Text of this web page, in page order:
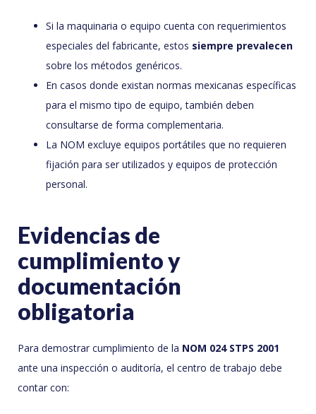
Si la maquinaria o equipo cuenta con requerimientos
especiales del fabricante, estos siempre prevalecen
sobre los métodos genéricos.
En casos donde existan normas mexicanas específicas
para el mismo tipo de equipo, también deben
consultarse de forma complementaria.
La NOM excluye equipos portátiles que no requieren
fijación para ser utilizados y equipos de protección
personal.
Evidencias de
cumplimiento y
documentación
obligatoria
Para demostrar cumplimiento de la NOM 024 STPS 2001
ante una inspección o auditoría, el centro de trabajo debe
contar con: